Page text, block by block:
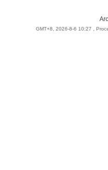
GMT+8, 2026-8-6 10:27 ,